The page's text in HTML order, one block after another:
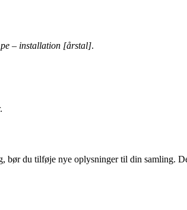
– installation [årstal].
bør du tilføje nye oplysninger til din samling.